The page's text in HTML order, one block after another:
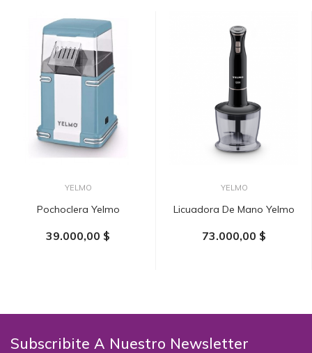
YELMO
Pochoclera Yelmo
39.000,00 $
YELMO
Licuadora De Mano Yelmo
73.000,00 $
Subscribite A Nuestro Newsletter